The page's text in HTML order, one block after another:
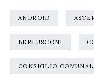
ANDROID
BERLUSCONI
CONSIGLIO